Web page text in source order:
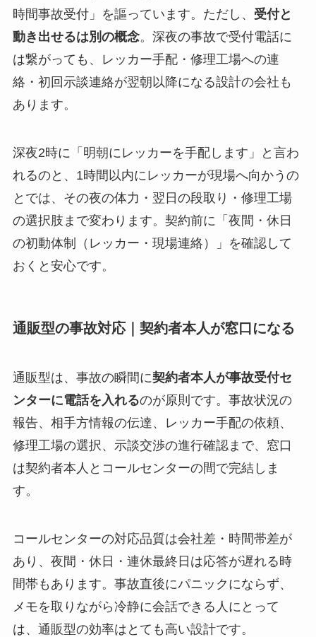
時間事故受付」を謳っています。ただし、 受付と
動き出せるは別の概念。深夜の事故で受付電話に
は繋がっても、レッカー手配・修理工場への連
絡・初回示談連絡が翌朝以降になる設計の会社も
あります。
深夜2時に「明朝にレッカーを手配します」と言わ
れるのと、1時間以内にレッカーが現場へ向かうの
とでは、その夜の体力・翌日の段取り・修理工場
の選択肢まで変わります。契約前に「夜間・休日
の初動体制（レッカー・現場連絡）」を確認して
おくと安心です。
通販型の事故対応｜契約者本人が窓口になる
通販型は、事故の瞬間に契約者本人が事故受付セ
ンターに電話を入れるのが原則です。事故状況の
報告、相手方情報の伝達、レッカー手配の依頼、
修理工場の選択、示談交渉の進行確認まで、窓口
は契約者本人とコールセンターの間で完結しま
す。
コールセンターの対応品質は会社差・時間帯差が
あり、夜間・休日・連休最終日は応答が遅れる時
間帯もあります。事故直後にパニックにならず、
メモを取りながら冷静に会話できる人にとって
は、通販型の効率はとても高い設計です。